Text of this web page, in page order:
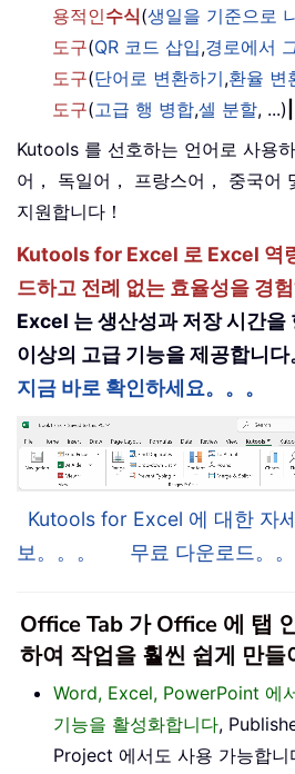
용적인수식(생일을 기준으로
도구(QR 코드 삽입,경로에서
도구(단어로 변환하기,환율 변
도구(고급 행 병합,셀 분할, ...)
Kutools 를 선호하는 언어로 사용
어， 독일어， 프랑스어， 중국어
지원합니다！
Kutools for Excel 로 Excel 역
드하고 전례 없는 효율성을 경험
Excel 는 생산성과 저장 시간을
이상의 고급 기능을 제공합니다
지금 바로 확인하세요。。。
Kutools for Excel 에 대한 자
보。。。
무료 다운로드。。
Office Tab 가 Office 에 탭
하여 작업을 훨씬 쉽게 만들
Word, Excel, PowerPoint 에
기능을 활성화합니다,
Project 에서도 사용 가능합니